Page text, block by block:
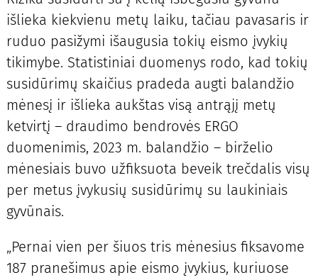
išlieka kiekvienu metų laiku, tačiau pavasaris ir
ruduo pasižymi išaugusia tokių eismo įvykių
tikimybe. Statistiniai duomenys rodo, kad tokių
susidūrimų skaičius pradeda augti balandžio
mėnesį ir išlieka aukštas visą antrąjį metų
ketvirtį – draudimo bendrovės ERGO
duomenimis, 2023 m. balandžio – birželio
mėnesiais buvo užfiksuota beveik trečdalis visų
per metus įvykusių susidūrimų su laukiniais
gyvūnais.
„Pernai vien per šiuos tris mėnesius fiksavome
187 pranešimus apie eismo įvykius, kuriuose